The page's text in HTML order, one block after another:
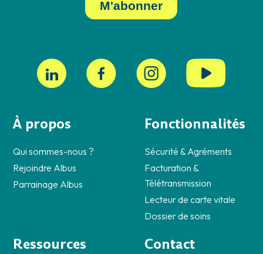
À propos
Qui sommes-nous ?
Rejoindre Albus
Parrainage Albus
Fonctionnalités
Sécurité & Agréments
Facturation &
Télétransmission
Lecteur de carte vitale
Dossier de soins
Ressources Contact